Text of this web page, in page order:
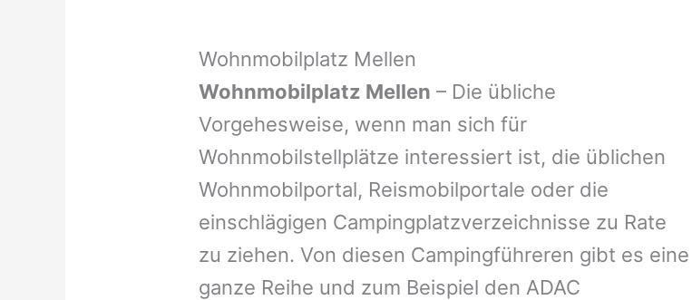
Wohnmobilplatz Mellen
Wohnmobilplatz Mellen – Die übliche
Vorgehesweise, wenn man sich für
Wohnmobilstellplätze interessiert ist, die üblichen
Wohnmobilportal, Reismobilportale oder die
einschlägigen Campingplatzverzeichnisse zu Rate
zu ziehen. Von diesen Campingführeren gibt es eine
ganze Reihe und zum Beispiel den ADAC